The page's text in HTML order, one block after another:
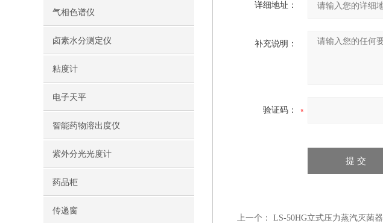
气相色谱仪
卤素水分测定仪
粘度计
电子天平
智能药物溶出度仪
紫外分光光度计
药品柜
传递窗
详细地址：
补充说明：
验证码：
上一个： LS-50HG立式压力蒸汽灭菌器